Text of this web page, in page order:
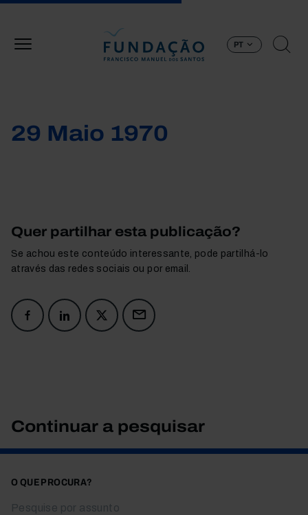
PT
29 Maio 1970
Quer partilhar esta publicação?
Se achou este conteúdo interessante, pode partilhá-lo
através das redes sociais ou por email.
Continuar a pesquisar
O QUE PROCURA?